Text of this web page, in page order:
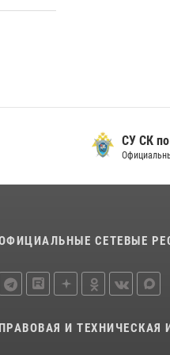
Росгвардии
беспарашютного
СУ СК по
Официальный
СЕТЕВЫЕ
ПРАВОВАЯ И